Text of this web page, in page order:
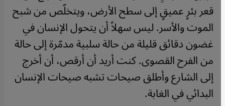
قعر بئرٍ عميقٍ إلى سطح الأرض، ويتخلّص من شبح
الموت والأسر. ليس سهلاً أن يتحول الإنسان في
غضون دقائق قليلة من حالة سلبية مدمّرة إلى حالة
من الفرح القصوى. كنت أريد أن أرقص، أن أخرج
إلى الشارع وأطلق صيحات تشبه صيحات الإنسان
البدائي في الغابة.